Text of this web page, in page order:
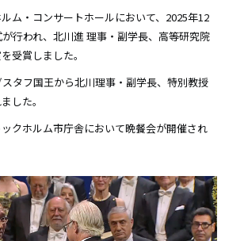
ム・コンサートホールにおいて、2025年12
行われ、北川進 理事・副学長、高等研究院
受賞しました。
タフ国王から北川理事・副学長、特別教授
した。
クホルム市庁舎において晩餐会が開催され